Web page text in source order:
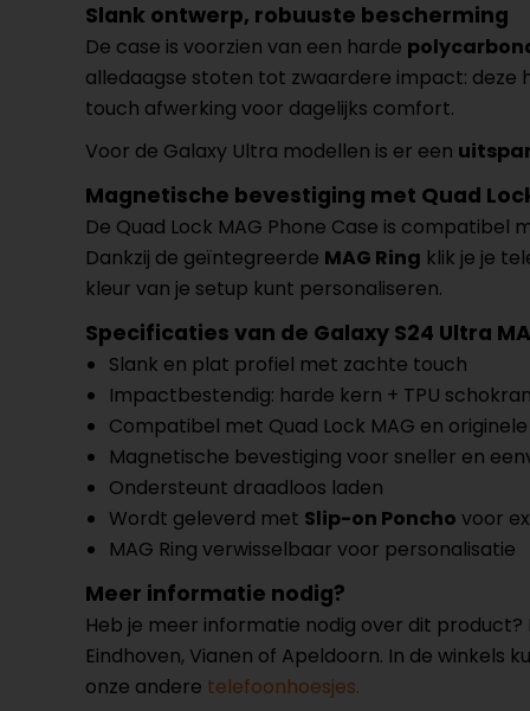
Slank ontwerp, robuuste bescherming
De case is voorzien van een harde
alledaagse stoten tot zwaardere impact:
touch afwerking voor dagelijks comfort.
Voor de Galaxy Ultra modellen is er een
Magnetische bevestiging met Quad
De Quad Lock MAG Phone Case is compatibel
Dankzij de geïntegreerde MAG Ring klik je je
kleur van je setup kunt personaliseren.
Specificaties van de Galaxy S24 Ultra
Slank en plat profiel met zachte touch
Impactbestendig: harde kern + TPU
Compatibel met Quad Lock MAG en
Magnetische bevestiging voor sneller en
Ondersteunt draadloos laden
Wordt geleverd met Slip-on Poncho voor
MAG Ring verwisselbaar voor personalisatie
Meer informatie nodig?
Heb je meer informatie nodig over dit
Eindhoven, Vianen of Apeldoorn. In de
onze andere telefoonhoesjes.